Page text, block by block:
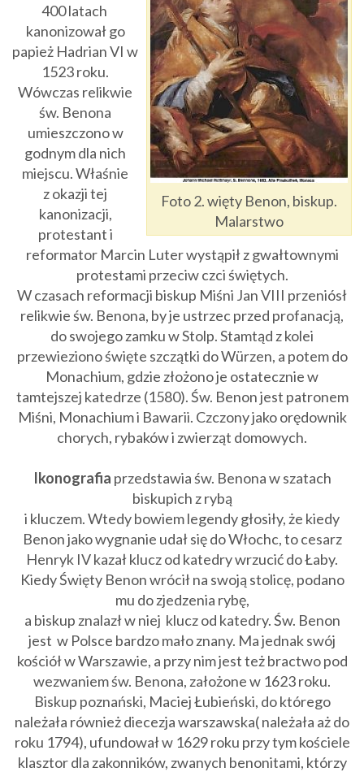
Foto 2. więty Benon, biskup.
Malarstwo
400 latach
kanonizował go
papież Hadrian VI w
1523 roku.
Wówczas relikwie
św. Benona
umieszczono w
godnym dla nich
miejscu. Właśnie
z okazji tej
kanonizacji,
protestant i
reformator Marcin Luter wystąpił z gwałtownymi
protestami przeciw czci świętych.
W czasach reformacji biskup Miśni Jan VIII przeniósł
relikwie św. Benona, by je ustrzec przed profanacją,
do swojego zamku w Stolp. Stamtąd z kolei
przewieziono święte szczątki do Würzen, a potem do
Monachium, gdzie złożono je ostatecznie w
tamtejszej katedrze (1580). Św. Benon jest patronem
Miśni, Monachium i Bawarii. Czczony jako orędownik
chorych, rybaków i zwierząt domowych.
Ikonografia przedstawia św. Benona w szatach
biskupich z rybą
i kluczem. Wtedy bowiem legendy głosiły, że kiedy
Benon jako wygnanie udał się do Włochc, to cesarz
Henryk IV kazał klucz od katedry wrzucić do Łaby.
Kiedy Święty Benon wrócił na swoją stolicę, podano
mu do zjedzenia rybę,
a biskup znalazł w niej klucz od katedry. Św. Benon
jest w Polsce bardzo mało znany. Ma jednak swój
kościół w Warszawie, a przy nim jest też bractwo pod
wezwaniem św. Benona, założone w 1623 roku.
Biskup poznański, Maciej Łubieński, do którego
należała również diecezja warszawska( należała aż do
roku 1794), ufundował w 1629 roku przy tym kościele
klasztor dla zakonników, zwanych benonitami, którzy